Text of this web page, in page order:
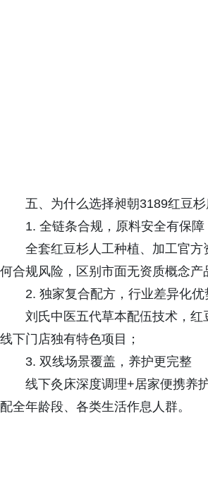
五、为什么选择昶朝3189红豆
1. 全链条合规，原料安全有保障
全套红豆杉人工种植、加工官
何合规风险，区别市面无资质概念产
2. 独家复合配方，行业差异化优
刘氏中医五代草本配伍技术，
线下门店独有特色项目；
3. 双线场景覆盖，养护更完整
线下灸床深度调理+居家便携养
配全年龄段、各类生活作息人群。